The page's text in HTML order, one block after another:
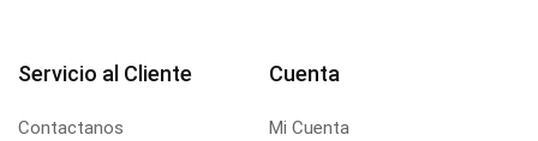
Servicio al Cliente
Contactanos
Cuenta
Mi Cuenta